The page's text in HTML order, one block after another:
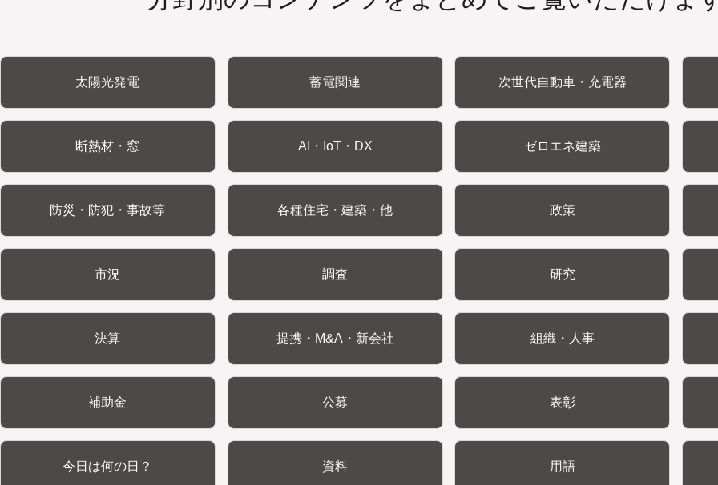
太陽光発電 蓄電関連 次世代自動車・充電器
断熱材・窓 AI・IoT・DX ゼロエネ建築
防災・防犯・事故等 各種住宅・建築・他 政策
市況 調査 研究
決算 提携・M&A・新会社 組織・人事
補助金 公募 表彰
今日は何の日？ 資料 用語